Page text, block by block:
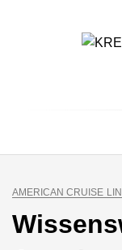
AMERICAN CRUISE